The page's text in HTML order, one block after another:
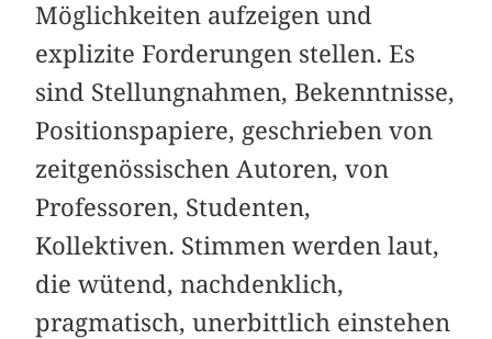
Möglichkeiten aufzeigen und
explizite Forderungen stellen. Es
sind Stellungnahmen, Bekenntnisse,
Positionspapiere, geschrieben von
zeitgenössischen Autoren, von
Professoren, Studenten,
Kollektiven. Stimmen werden laut,
die wütend, nachdenklich,
pragmatisch, unerbittlich einstehen